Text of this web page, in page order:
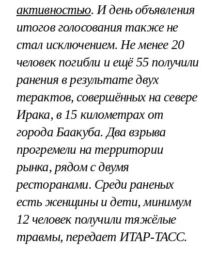
активностью. И день объявления
итогов голосования также не
стал исключением. Не менее 20
человек погибли и ещё 55 получили
ранения в результате двух
терактов, совершённых на севере
Ирака, в 15 километрах от
города Баакуба. Два взрыва
прогремели на территории
рынка, рядом с двумя
ресторанами. Среди раненых
есть женщины и дети, минимум
12 человек получили тяжёлые
травмы, передает ИТАР-ТАСС.